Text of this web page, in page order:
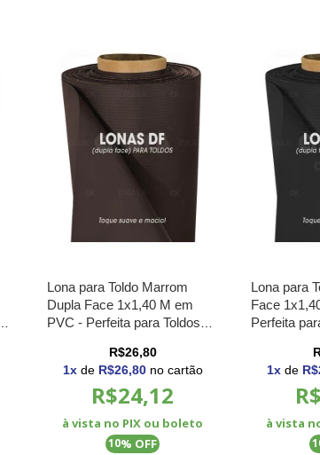
Lona para Toldo Marrom
Dupla Face 1x1,40 M em
PVC - Perfeita para Toldos
R$26,80
1xde R$26,80no cartão
R$24,12
à vista no PIX ou boleto
10% OFF
Lona para
Face
Perfeita
1xde
à vista